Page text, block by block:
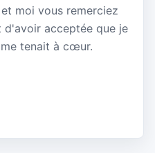
moi vous remerciez
d'avoir acceptée que je
tenait à cœur.